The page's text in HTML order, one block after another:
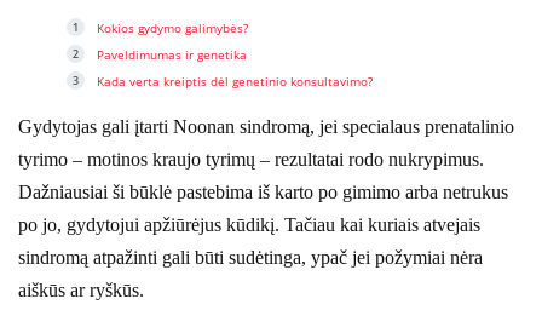
Kokios gydymo galimybės?
Paveldimumas ir genetika
Kada verta kreiptis dėl genetinio konsultavimo?
Gydytojas gali įtarti Noonan sindromą, jei specialaus prenatalinio
tyrimo – motinos kraujo tyrimų – rezultatai rodo nukrypimus.
Dažniausiai ši būklė pastebima iš karto po gimimo arba netrukus
po jo, gydytojui apžiūrėjus kūdikį. Tačiau kai kuriais atvejais
sindromą atpažinti gali būti sudėtinga, ypač jei požymiai nėra
aiškūs ar ryškūs.